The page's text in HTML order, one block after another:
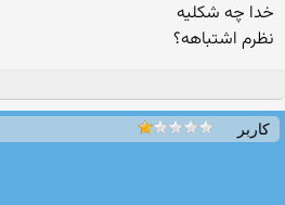
خدا چه شکلیه
نظرم اشتباهه؟
کاربر